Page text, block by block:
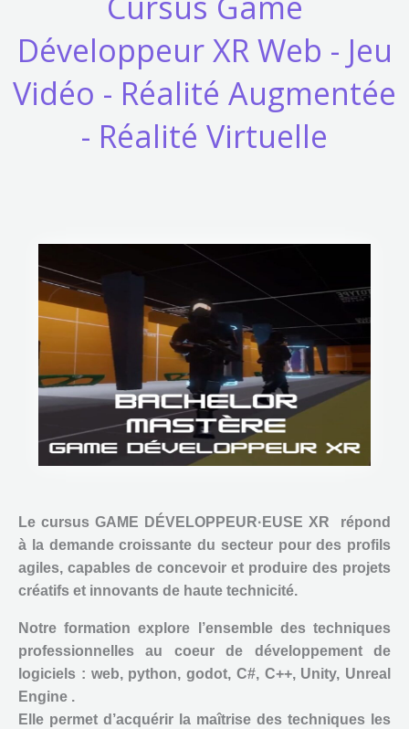
Développeur XR Web - Jeu
Vidéo - Réalité Augmentée
- Réalité Virtuelle
Le cursus GAME DÉVELOPPEUR·EUSE XR répond
à la demande croissante du secteur pour des profils
agiles, capables de concevoir et produire des projets
créatifs et innovants de haute technicité.
Notre formation explore l’ensemble des techniques
professionnelles au coeur de développement de
logiciels : web, python, godot, C#, C++, Unity, Unreal
Engine .
Elle permet d’acquérir la maîtrise des techniques les